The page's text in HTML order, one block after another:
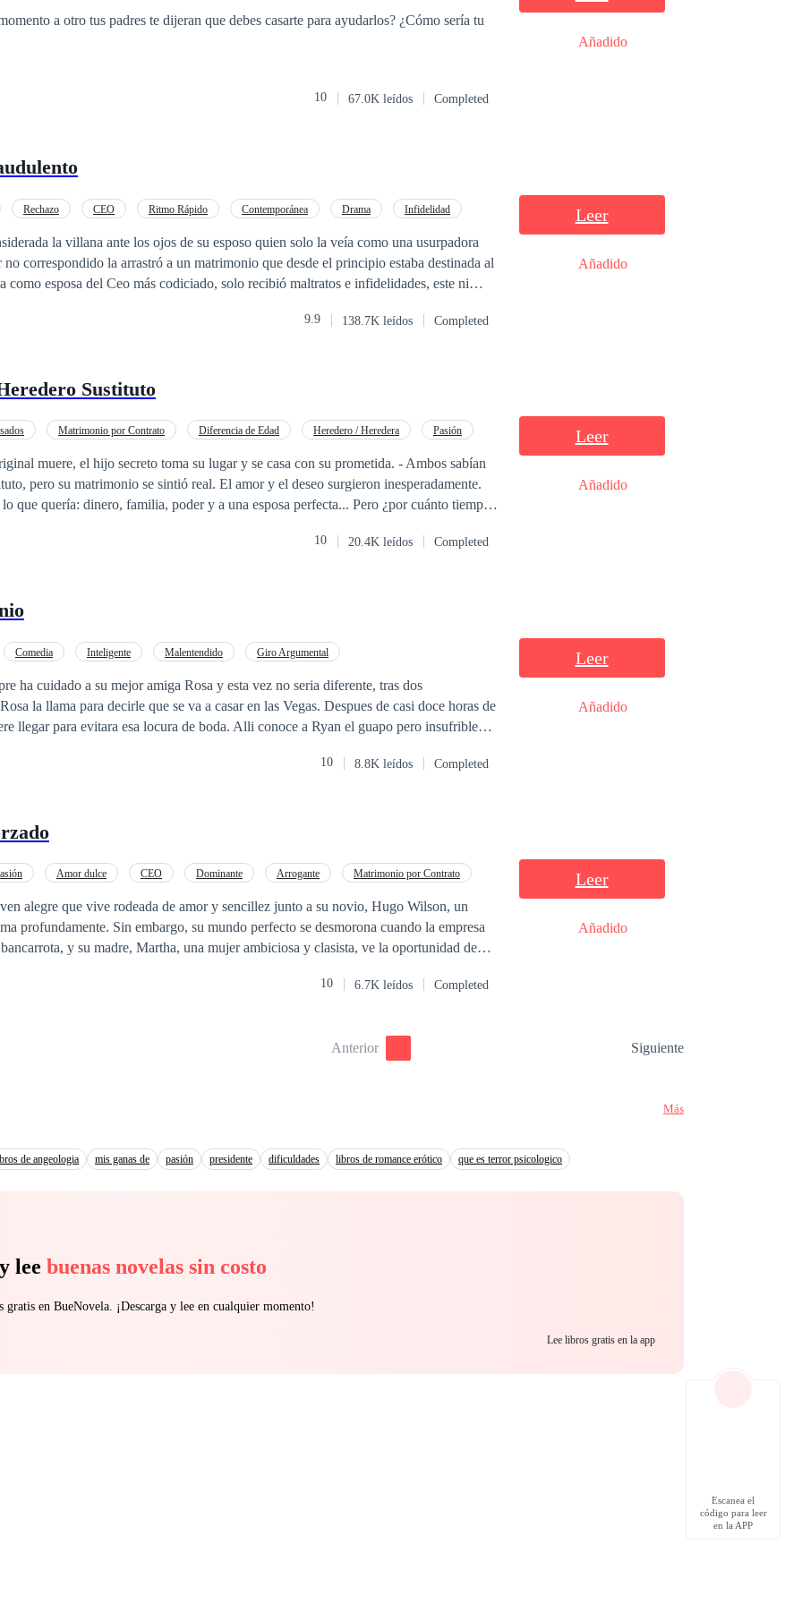
a otro tus padres te dijeran que debes casarte para ayudarlos? ¿Cómo sería tu
10 67.0K leídos Completed
Añadido
Rechazo CEO Ritmo Rápido Contemporánea Drama Infidelidad
la villana ante los ojos de su esposo quien solo la veía como una usurpadora
no correspondido la arrastró a un matrimonio que desde el principio estaba destinada al
como esposa del Ceo más codiciado, solo recibió maltratos e infidelidades, este ni
Catherine, Camila Clark. La vida de Catherine era solo una mentira, tuvo que pasar
la salud de Catherine empeora y se ve envuelta en conflictos mayores que le hicieron
“Esto es lo que anhelabas, ahora seré libre, espero no verte nunca más” dichas
perdón ¿será demasiado tarde?
9.9 138.7K leídos Completed
Leer
Añadido
Sustituto
Matrimonio por Contrato Diferencia de Edad Heredero / Heredera
Pasión
muere, el hijo secreto toma su lugar y se casa con su prometida. - Ambos sabían
pero su matrimonio se sintió real. El amor y el deseo surgieron inesperadamente.
poder y a una esposa perfecta... Pero ¿por cuánto tiempo?
10 20.4K leídos Completed
Leer
Añadido
Comedia Inteligente Malentendido Giro Argumental
ha cuidado a su mejor amiga Rosa y esta vez no seria diferente, tras dos
Vegas. Despues de casi doce horas de
el guapo pero insufrible
10 8.8K leídos Completed
Leer
Añadido
Amor dulce CEO Dominante Arrogante
Matrimonio por Contrato
alegre que vive rodeada de amor y sencillez junto a su novio, Hugo Wilson, un
profundamente. Sin embargo, su mundo perfecto se desmorona cuando la empresa
y su madre, Martha, una mujer ambiciosa y clasista, ve la oportunidad de
siempre. Mientras Sofía lucha por mantener su relación con Hugo, deberá
10 6.7K leídos Completed
Leer
Añadido
Anterior Siguiente
Más
de angeologia mis ganas de pasión presidente dificuldades libros de romance erótico que es terror psicologico
lee buenas novelas sin costo
gratis en BueNovela. ¡Descarga y lee en cualquier momento!
Lee libros gratis en la app
Escanea el
código para leer
en la APP